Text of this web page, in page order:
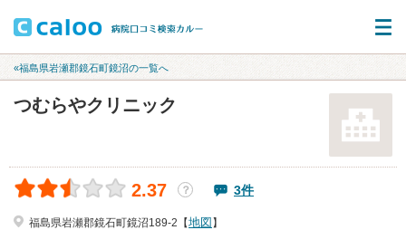
«福島県岩瀬郡鏡石町鏡沼の一覧へ
つむらやクリニック
2.37 ？ 3件
福島県岩瀬郡鏡石町鏡沼189-2【地図 】